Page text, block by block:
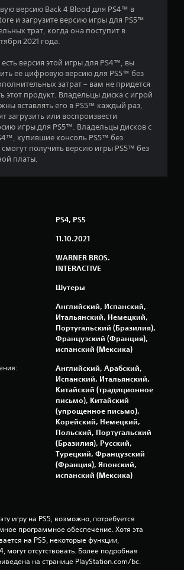
н
в
а
н
и
и
1
ц
е
о
к
версию Back 4 Blood для PS4™ в
и загрузите версию игры для PS5™
трат, когда она поступит в
2021 года.
есть версия этой игры для PS4™, вы
ее цифровую версию для PS5™ без
затрат – вам не придется
этот продукт. Владельцы диска с игрой
вставлять его в PS5™ каждый раз,
загрузить или воспроизвести
игры для PS5™. Владельцы дисков с
купившие консоль PS5™ без
получить версию игры PS5™ без
платы.
PS4, PS5
11.10.2021
WARNER BROS.
INTERACTIVE
Шутеры
Английский, Испанский,
Итальянский, Немецкий,
Португальский (Бразилия),
Французский (Франция),
испанский (Мексика)
Английский, Арабский,
Испанский, Итальянский,
Китайский (традиционное
письмо), Китайский
(упрощенное письмо),
Корейский, Немецкий,
Польский, Португальский
(Бразилия), Русский,
Турецкий, Французский
(Франция), Японский,
испанский (Мексика)
игру на PS5, возможно, потребуется
программное обеспечение. Хотя эта
на PS5, некоторые функции,
могут отсутствовать. Более подробная
на странице PlayStation.com/bc.